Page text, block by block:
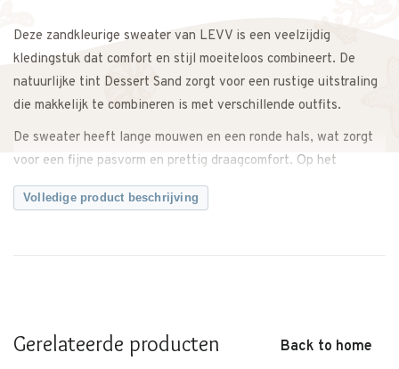
Deze zandkleurige sweater van LEVV is een veelzijdig
kledingstuk dat comfort en stijl moeiteloos combineert. De
natuurlijke tint Dessert Sand zorgt voor een rustige uitstraling
die makkelijk te combineren is met verschillende outfits.
De sweater heeft lange mouwen en een ronde hals, wat zorgt
voor een fijne pasvorm en prettig draagcomfort. Op het
voorpand bevinden zich zakken met een tekstprint, waarbij de
print doorloopt op de mouw. Dit detail geeft de sweater een
kunnen kinderen zich vrij bewegen, terwijl de sweater er
verzorgd blijft uitzien. Geschikt voor verschillende seizoenen
Volledige product beschrijving
Gerelateerde producten Back to home